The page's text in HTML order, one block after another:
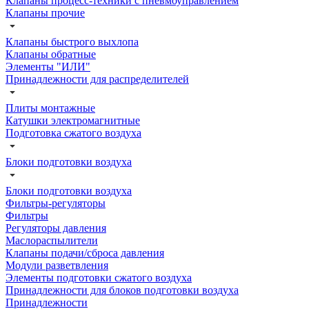
Клапаны прочие
Клапаны быстрого выхлопа
Клапаны обратные
Элементы "ИЛИ"
Принадлежности для распределителей
Плиты монтажные
Катушки электромагнитные
Подготовка сжатого воздуха
Блоки подготовки воздуха
Блоки подготовки воздуха
Фильтры-регуляторы
Фильтры
Регуляторы давления
Маслораспылители
Клапаны подачи/сброса давления
Модули разветвления
Элементы подготовки сжатого воздуха
Принадлежности для блоков подготовки воздуха
Принадлежности